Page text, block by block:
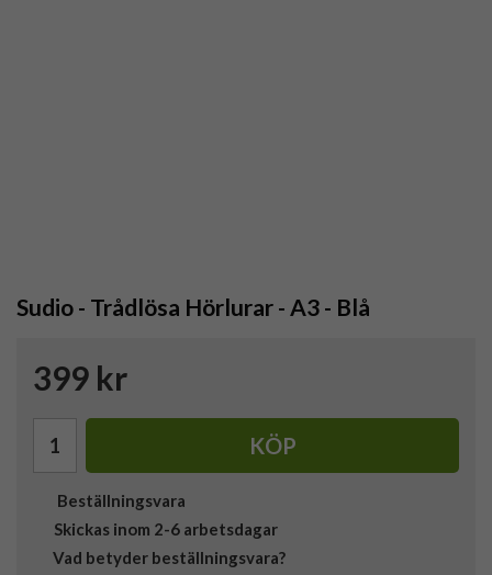
Sudio - Trådlösa Hörlurar - A3 - Blå
399 kr
KÖP
Beställningsvara
Skickas inom 2-6 arbetsdagar
Vad betyder beställningsvara?